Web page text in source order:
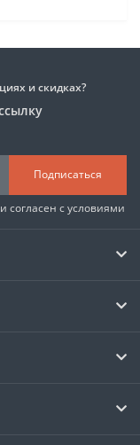
и скидках?
Подписаться
и согласен с условиями